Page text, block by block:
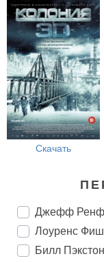
Скачать
Джефф
Лоуренс
Билл Пэкстон